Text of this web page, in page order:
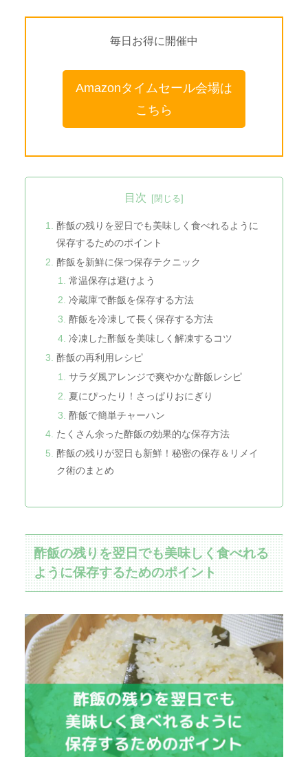
毎日お得に開催中
Amazonタイムセール会場は
こちら
目次
酢飯の残りを翌日でも美味しく食べれるように
保存するためのポイント
酢飯を新鮮に保つ保存テクニック
常温保存は避けよう
冷蔵庫で酢飯を保存する方法
酢飯を冷凍して長く保存する方法
冷凍した酢飯を美味しく解凍するコツ
酢飯の再利用レシピ
サラダ風アレンジで爽やかな酢飯レシピ
夏にぴったり！さっぱりおにぎり
酢飯で簡単チャーハン
たくさん余った酢飯の効果的な保存方法
酢飯の残りが翌日も新鮮！秘密の保存＆リメイ
ク術のまとめ
酢飯の残りを翌日でも美味しく食べれる
ように保存するためのポイント